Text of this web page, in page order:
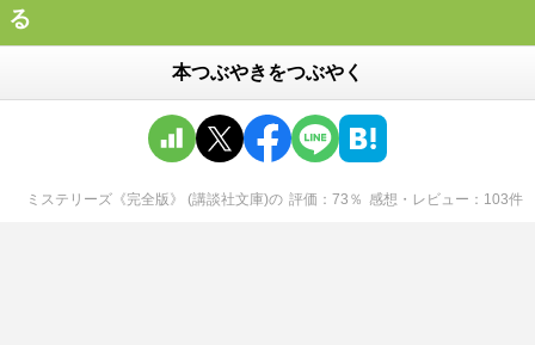
る
本つぶやきをつぶやく
ミステリーズ《完全版》 (講談社文庫)の 評価 73 ％ 感想・レビュー 103件